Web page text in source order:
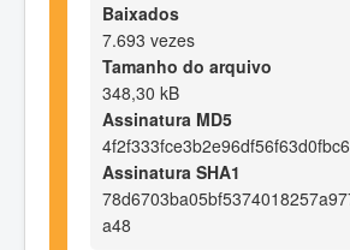
Baixados
7.693 vezes
Tamanho do arquivo
348,30 kB
Assinatura MD5
Assinatura SHA1
a48